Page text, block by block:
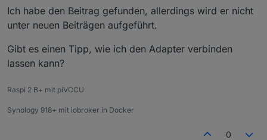
Ich habe den Beitrag gefunden, allerdings wird er nicht
unter neuen Beiträgen aufgeführt.
Gibt es einen Tipp, wie ich den Adapter verbinden
lassen kann?
Raspi 2 B+ mit piVCCU
Synology 918+ mit iobroker in Docker
0